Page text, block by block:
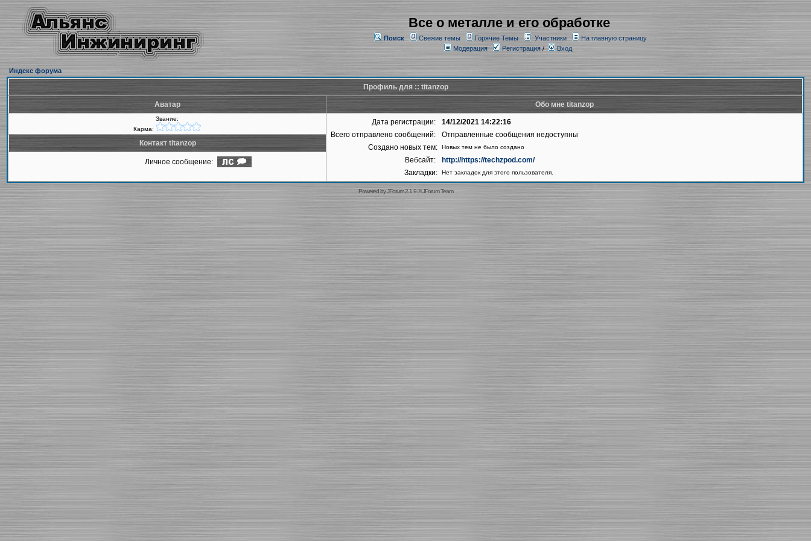
Все о металле и его обработке
Поиск Свежие темы Горячие Темы Участники
На главную страницу
Модерация
Регистрация/ Вход
Индекс форума
Профиль для :: titanzop
Аватар Обо мне titanzop
Звание:
Карма:
Дата регистрации:
14/12/2021 14:22:16
Всего отправлено сообщений:
Отправленные сообщения недоступны
Создано новых тем:
Новых тем не было создано
Вебсайт:
http://https://techzpod.com/
Закладки:
Нет закладок для этого пользователя.
Контакт titanzop
Личное сообщение:
Powered byJForum 2.1.9©JForum Team